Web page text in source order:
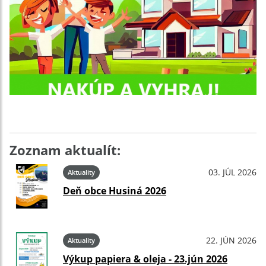
Zoznam aktualít:
Aktuality 03. JÚL 2026
Deň obce Husiná 2026
Aktuality 22. JÚN 2026
Výkup papiera & oleja - 23.jún 2026